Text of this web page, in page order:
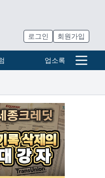
로그인 회원가입
업소록